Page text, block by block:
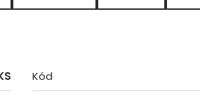
Kód